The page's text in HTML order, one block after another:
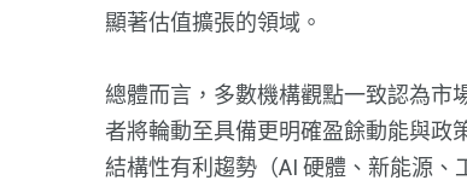
顯著估值擴張的領域。
總體而言，多數機構觀點一致認為
者將輪動至具備更明確盈餘動能與政
結構性有利趨勢（AI 硬體、新能源